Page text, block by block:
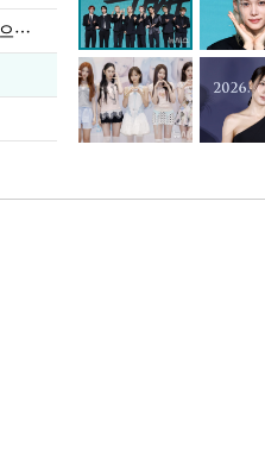
멕시코 인플루언서, 라방 중 괴한 총격으로 사망